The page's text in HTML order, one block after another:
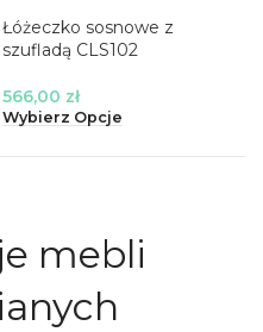
Łóżeczko sosnowe z
szufladą CLS102
566,00 zł
Wybierz Opcje
mebli